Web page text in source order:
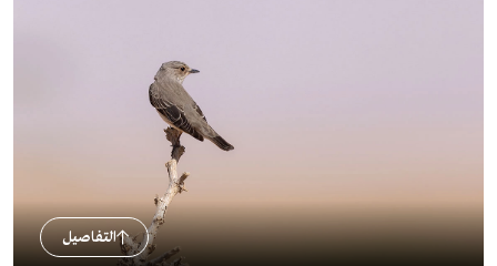
التفاصيل